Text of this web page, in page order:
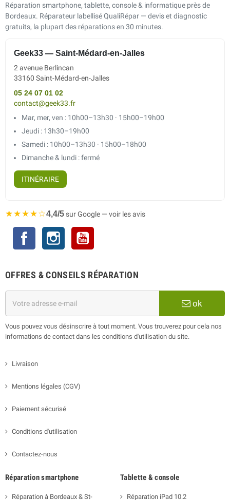
Réparation smartphone, tablette, console & informatique près de
Bordeaux. Réparateur labellisé QualiRépar — devis et diagnostic
gratuits, la plupart des réparations en 30 minutes.
Geek33 — Saint-Médard-en-Jalles
2 avenue Berlincan
33160 Saint-Médard-en-Jalles
05 24 07 01 02
contact@geek33.fr
Mar, mer, ven : 10h00–13h30 · 15h00–19h00
Jeudi : 13h30–19h00
Samedi : 10h00–13h30 · 15h00–18h00
Dimanche & lundi : fermé
ITINÉRAIRE
★★★★☆4,4/5sur Google — voir les avis
Facebook Instagram
OFFRES & CONSEILS RÉPARATION
ok
Vous pouvez vous désinscrire à tout moment. Vous trouverez pour cela nos
informations de contact dans les conditions d'utilisation du site.
Livraison
Mentions légales (CGV)
Paiement sécurisé
Conditions d'utilisation
Contactez-nous
Réparation smartphone
Réparation à Bordeaux & St-
Tablette & console
Réparation iPad 10.2